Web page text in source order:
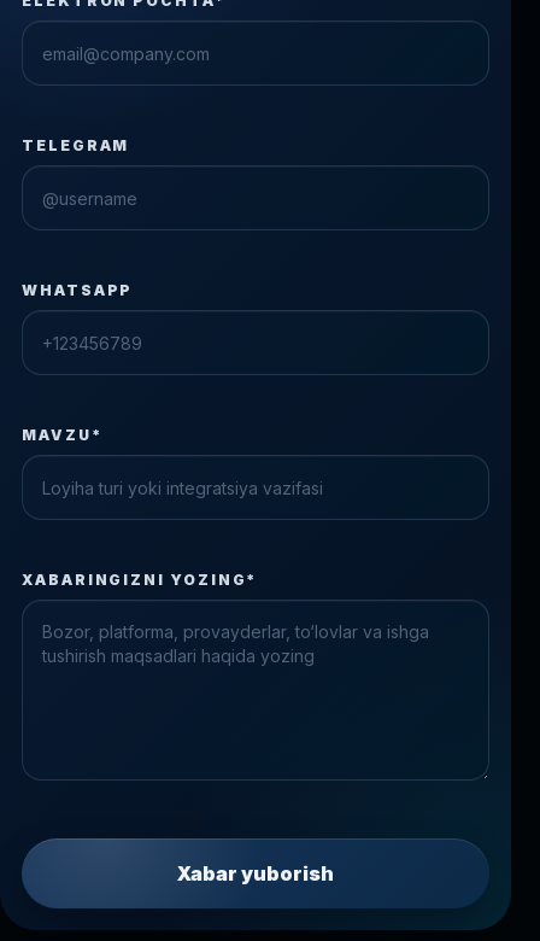
TELEGRAM
WHATSAPP
MAVZU*
Please fix the highlighted fields.
XABARINGIZNI YOZING*
Xabar yuborish